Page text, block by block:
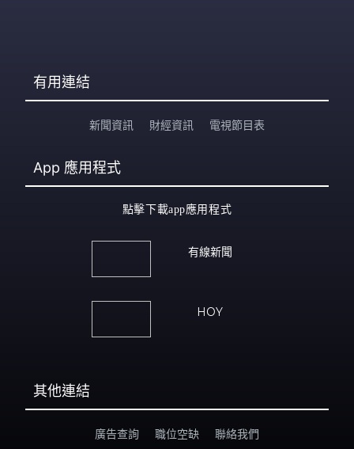
有用連結
新聞資訊 財經資訊 電視節目表
App 應用程式
點擊下載app應用程式
有線新聞
HOY
其他連結
廣告查詢 職位空缺 聯絡我們